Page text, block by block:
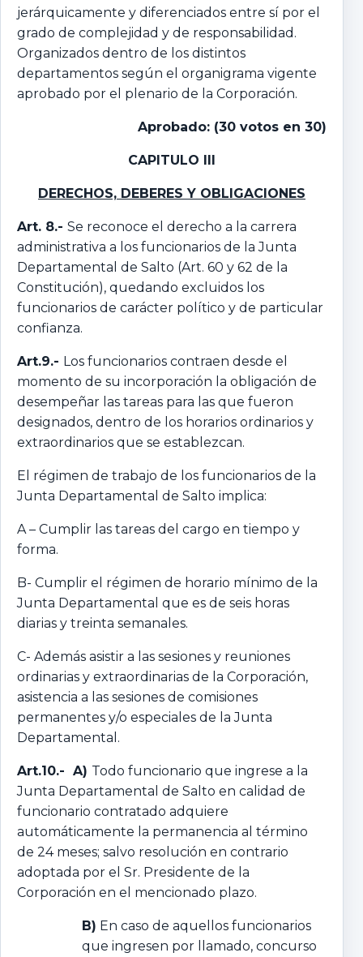
jerárquicamente y diferenciados entre sí por el
grado de complejidad y de responsabilidad.
Organizados dentro de los distintos
departamentos según el organigrama vigente
aprobado por el plenario de la Corporación.
Aprobado: (30 votos en 30)
CAPITULO III
DERECHOS, DEBERES Y OBLIGACIONES
Art. 8.- Se reconoce el derecho a la carrera
administrativa a los funcionarios de la Junta
Departamental de Salto (Art. 60 y 62 de la
Constitución), quedando excluidos los
funcionarios de carácter político y de particular
confianza.
Art.9.- Los funcionarios contraen desde el
momento de su incorporación la obligación de
desempeñar las tareas para las que fueron
designados, dentro de los horarios ordinarios y
extraordinarios que se establezcan.
El régimen de trabajo de los funcionarios de la
Junta Departamental de Salto implica:
A – Cumplir las tareas del cargo en tiempo y
forma.
B- Cumplir el régimen de horario mínimo de la
Junta Departamental que es de seis horas
diarias y treinta semanales.
C- Además asistir a las sesiones y reuniones
ordinarias y extraordinarias de la Corporación,
asistencia a las sesiones de comisiones
permanentes y/o especiales de la Junta
Departamental.
Art.10.- A) Todo funcionario que ingrese a la
Junta Departamental de Salto en calidad de
funcionario contratado adquiere
automáticamente la permanencia al término
de 24 meses; salvo resolución en contrario
adoptada por el Sr. Presidente de la
Corporación en el mencionado plazo.
B) En caso de aquellos funcionarios
que ingresen por llamado, concurso